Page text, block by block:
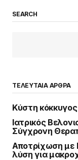
SEARCH
ΤΕΛΕΥΤΑΙΑ ΑΡΘΡΑ
Κύστη κόκκυγος
Ιατρικός
Σύγχρονη
Αποτρίχωση με
λύση για